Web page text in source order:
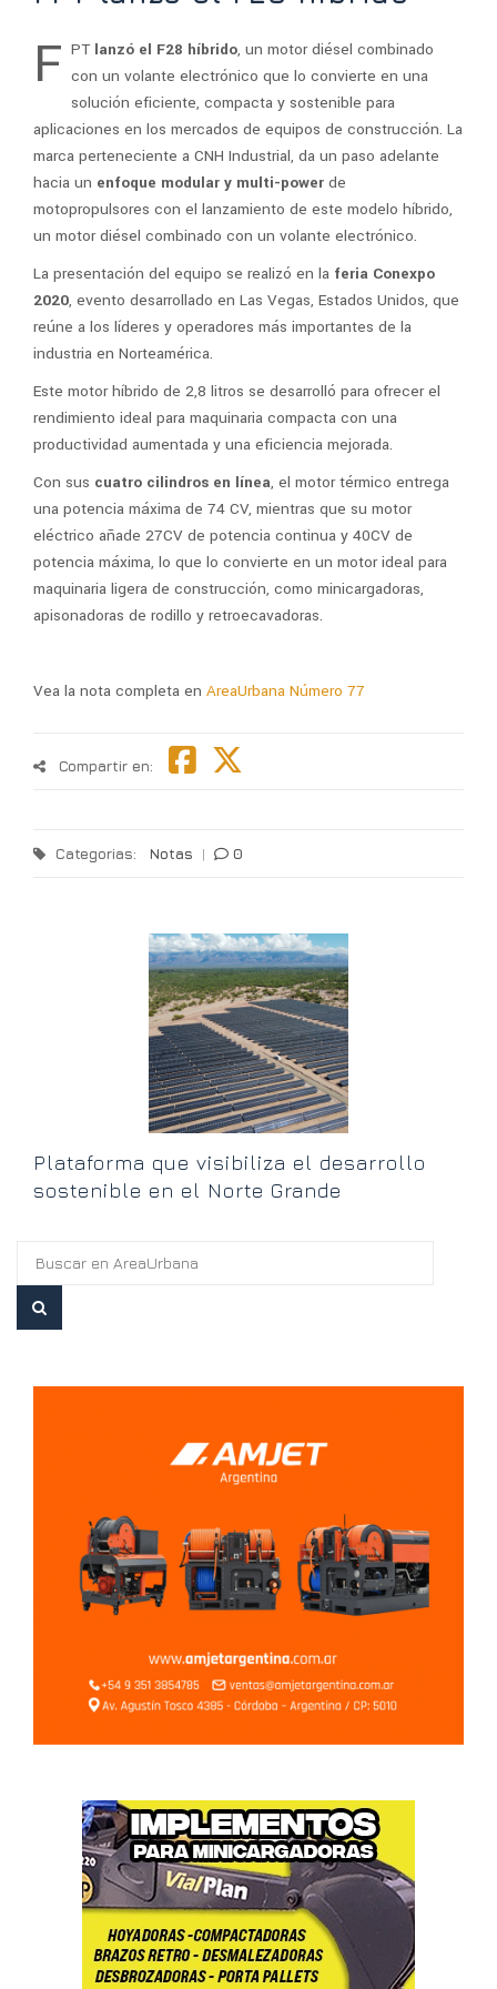
F PT lanzó el F28 híbrido, un motor diésel combinado
con un volante electrónico que lo convierte en una
solución eficiente, compacta y sostenible para
aplicaciones en los mercados de equipos de construcción. La
marca perteneciente a CNH Industrial, da un paso adelante
hacia un enfoque modular y multi-power de
motopropulsores con el lanzamiento de este modelo híbrido,
un motor diésel combinado con un volante electrónico.
La presentación del equipo se realizó en la feria Conexpo
2020, evento desarrollado en Las Vegas, Estados Unidos, que
reúne a los líderes y operadores más importantes de la
industria en Norteamérica.
Este motor híbrido de 2,8 litros se desarrolló para ofrecer el
rendimiento ideal para maquinaria compacta con una
productividad aumentada y una eficiencia mejorada.
Con sus cuatro cilindros en línea, el motor térmico entrega
una potencia máxima de 74 CV, mientras que su motor
eléctrico añade 27CV de potencia continua y 40CV de
potencia máxima, lo que lo convierte en un motor ideal para
maquinaria ligera de construcción, como minicargadoras,
apisonadoras de rodillo y retroecavadoras.
Vea la nota completa en AreaUrbana Número 77
Compartir en:
Categorias: Notas | 0
Plataforma que visibiliza el desarrollo
sostenible en el Norte Grande